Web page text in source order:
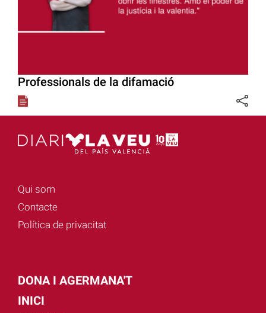
Professionals de la difamació
Qui som
Contacte
Política de privacitat
DONA I AGERMANA'T
INICI